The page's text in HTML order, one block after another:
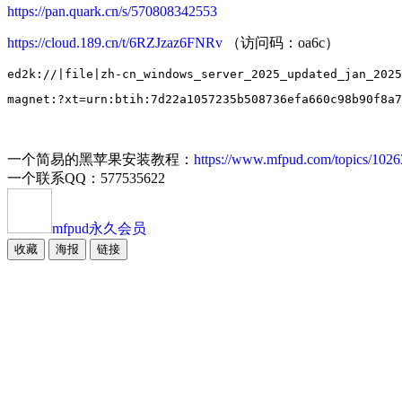
https://pan.quark.cn/s/570808342553
https://cloud.189.cn/t/6RZJzaz6FNRv （访问码：oa6c）
一个简易的黑苹果安装教程： https://www.mfpud.com/topics/
一个联系QQ：577535622
mfpud永久会员
收藏 海报 链接